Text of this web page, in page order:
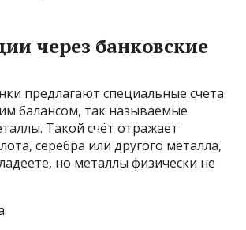
через банковские
предлагают специальные счета
балансом, так называемые
Такой счёт отражает
серебра или другого металла,
но металлы физически не